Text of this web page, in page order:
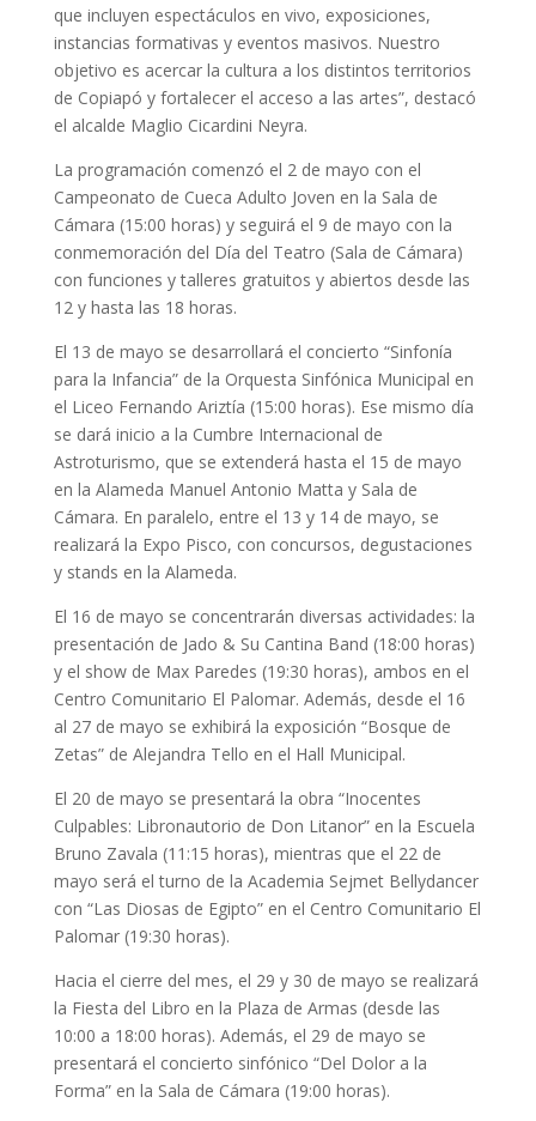
que incluyen espectáculos en vivo, exposiciones,
instancias formativas y eventos masivos. Nuestro
objetivo es acercar la cultura a los distintos territorios
de Copiapó y fortalecer el acceso a las artes”, destacó
el alcalde Maglio Cicardini Neyra.
La programación comenzó el 2 de mayo con el
Campeonato de Cueca Adulto Joven en la Sala de
Cámara (15:00 horas) y seguirá el 9 de mayo con la
conmemoración del Día del Teatro (Sala de Cámara)
con funciones y talleres gratuitos y abiertos desde las
12 y hasta las 18 horas.
El 13 de mayo se desarrollará el concierto “Sinfonía
para la Infancia” de la Orquesta Sinfónica Municipal en
el Liceo Fernando Ariztía (15:00 horas). Ese mismo día
se dará inicio a la Cumbre Internacional de
Astroturismo, que se extenderá hasta el 15 de mayo
en la Alameda Manuel Antonio Matta y Sala de
Cámara. En paralelo, entre el 13 y 14 de mayo, se
realizará la Expo Pisco, con concursos, degustaciones
y stands en la Alameda.
El 16 de mayo se concentrarán diversas actividades: la
presentación de Jado & Su Cantina Band (18:00 horas)
y el show de Max Paredes (19:30 horas), ambos en el
Centro Comunitario El Palomar. Además, desde el 16
al 27 de mayo se exhibirá la exposición “Bosque de
Zetas” de Alejandra Tello en el Hall Municipal.
El 20 de mayo se presentará la obra “Inocentes
Culpables: Libronautorio de Don Litanor” en la Escuela
Bruno Zavala (11:15 horas), mientras que el 22 de
mayo será el turno de la Academia Sejmet Bellydancer
con “Las Diosas de Egipto” en el Centro Comunitario El
Palomar (19:30 horas).
Hacia el cierre del mes, el 29 y 30 de mayo se realizará
la Fiesta del Libro en la Plaza de Armas (desde las
10:00 a 18:00 horas). Además, el 29 de mayo se
presentará el concierto sinfónico “Del Dolor a la
Forma” en la Sala de Cámara (19:00 horas).